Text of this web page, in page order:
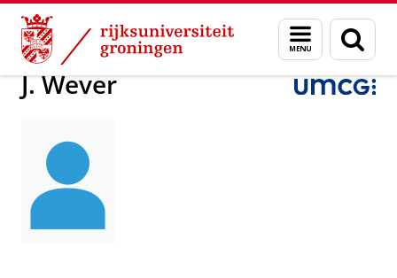
Skip
Content
Skip
Navigation
Menu
en
zoeken
Over ons Praktische zaken Waar vindt u ons J. Wever
J. Wever